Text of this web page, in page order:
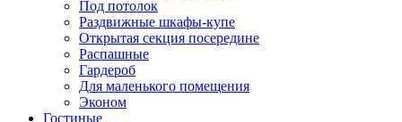
Под потолок
Раздвижные шкафы-купе
Открытая секция посередине
Распашные
Гардероб
Для маленького помещения
Эконом
Гостиные